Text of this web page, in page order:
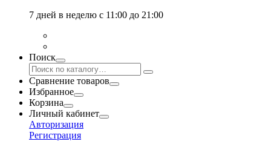
7 дней в неделю с 11:00 до 21:00
Поиск
Сравнение товаров
Избранное
Корзина
Личный кабинет
Авторизация
Регистрация